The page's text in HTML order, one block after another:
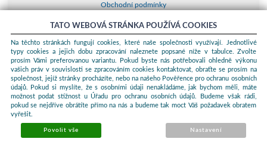
Obchodní podmínky
Kontakty a adresy
Essox splátky
Podle zákona o evidenci tržeb je prodávající povinen vystavit kupujícímu
účtenku. Zároveň je povinen zaevidovat přijatou tržbu u správce daně
online; v případě technického výpadku pak nejpozději do 48 hodin.
© 2026 ProKauf Komplex s.r.o. Všechna práva vyhrazena.
systems
pronájem e-shopů
TATO WEBOVÁ STRÁNKA POUŽÍVÁ COOKIES
Na těchto stránkách fungují cookies, které naše společnosti využívají. Jednotlivé
typy cookies a jejich dobu zpracování naleznete popsané níže v tabulce. Zvolte
prosím Vámi preferovanou variantu. Pokud byste nás potřebovali ohledně výkonu
vašich práv v souvislosti se zpracováním cookies kontaktovat, obraťte se prosím na
společnost, jejíž stránky procházíte, nebo na našeho Pověřence pro ochranu osobních
údajů. Pokud si myslíte, že s osobními údaji nenakládáme, jak bychom měli, máte
možnost podat stížnost u Úřadu pro ochranu osobních údajů. Budeme však rádi,
pokud se nejdříve obrátíte přímo na nás a budeme tak moct Váš požadavek obratem
vyřešit.
Povolit vše Nastavení